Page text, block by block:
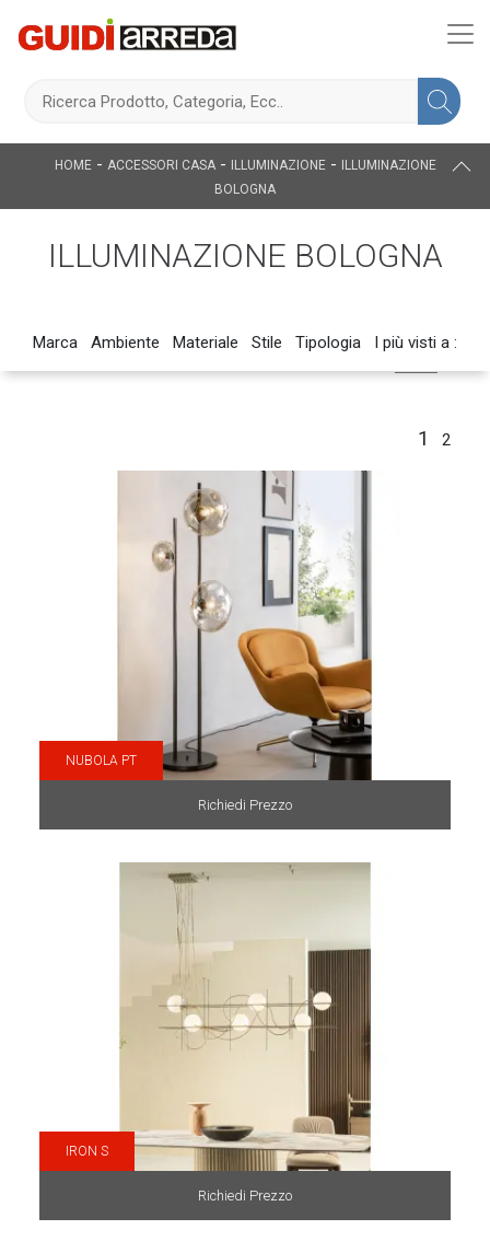
HOME- ACCESSORI CASA- ILLUMINAZIONE-
ILLUMINAZIONE
BOLOGNA
ILLUMINAZIONE BOLOGNA
Marca Ambiente Materiale Stile Tipologia I più visti a :
1 2
NUBOLA PT
Richiedi Prezzo
IRON S
Richiedi Prezzo